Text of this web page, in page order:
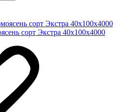
сорт Экстра 40х100х4000